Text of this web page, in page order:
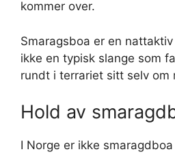
kommer over.
Smaragsboa er en nattaktiv
ikke en typisk slange som
rundt i terrariet sitt selv om
Hold av
I Norge er ikke smaragdboa